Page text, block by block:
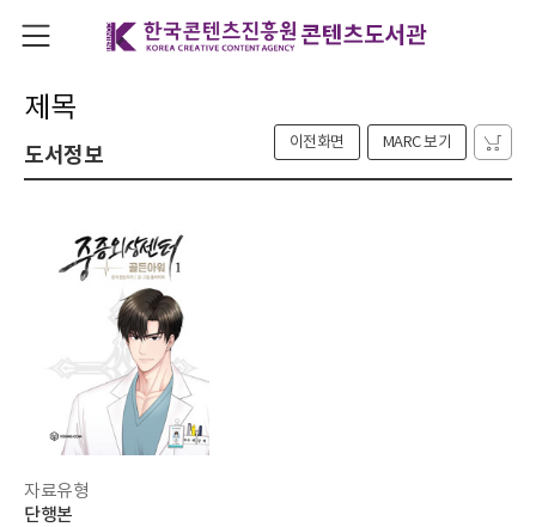
제목
도서정보
자료유형
단행본
이전화면 MARC 보기